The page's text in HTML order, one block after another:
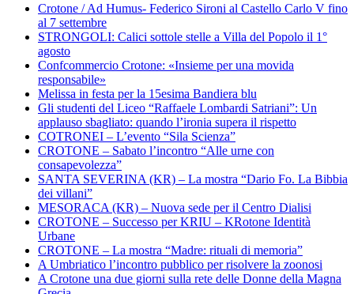
Crotone / Ad Humus- Federico Sironi al Castello Carlo V fino
al 7 settembre
STRONGOLI: Calici sottole stelle a Villa del Popolo il 1°
agosto
Confcommercio Crotone: «Insieme per una movida
responsabile»
Melissa in festa per la 15esima Bandiera blu
Gli studenti del Liceo “Raffaele Lombardi Satriani”: Un
applauso sbagliato: quando l’ironia supera il rispetto
COTRONEI – L’evento “Sila Scienza”
CROTONE – Sabato l’incontro “Alle urne con
consapevolezza”
SANTA SEVERINA (KR) – La mostra “Dario Fo. La Bibbia
dei villani”
MESORACA (KR) – Nuova sede per il Centro Dialisi
CROTONE – Successo per KRIU – KRotone Identità
Urbane
CROTONE – La mostra “Madre: rituali di memoria”
A Umbriatico l’incontro pubblico per risolvere la zoonosi
A Crotone una due giorni sulla rete delle Donne della Magna